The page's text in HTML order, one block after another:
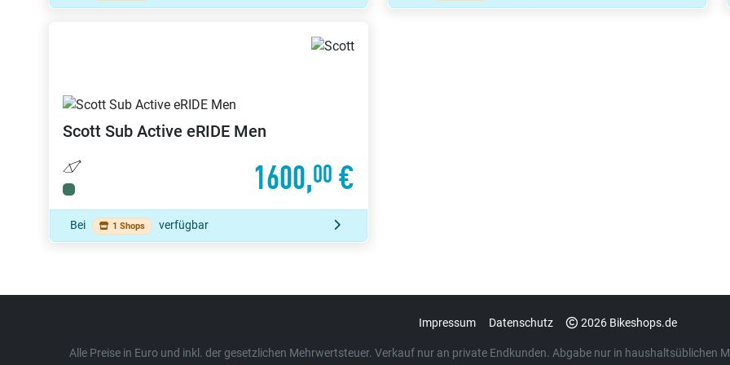
Scott Sub Active eRIDE Men
1600,00 €
Bei 1 Shops verfügbar
Impressum Datenschutz 2026 Bikeshops.de
Alle Preise in Euro und inkl. der gesetzlichen Mehrwertsteuer. Verkauf nur an private Endkunden. Abgabe nur in haushaltsüblichen